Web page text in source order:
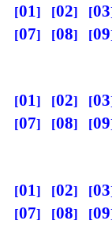
01 02 03
07
08 09
01 02 03
07
08 09
01 02 03
07
08 09